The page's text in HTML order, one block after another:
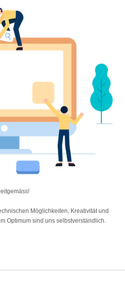
Möglichkeiten, Kreativität und
Optimum sind uns selbstverständlich.